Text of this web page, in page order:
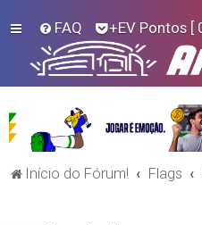
FAQ +EV Pontos [
Início do Fórum! Flags